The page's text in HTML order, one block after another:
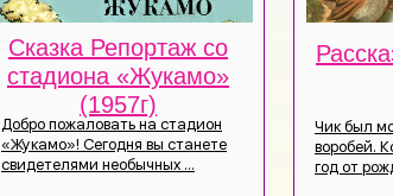
Сказка Репортаж со
стадиона «Жукамо»
(1957г)
Добро пожаловать на стадион
«Жукамо»! Сегодня вы станете
свидетелями необычных ...
Чик был
воробей.
год от